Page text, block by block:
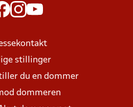
stillinger
du en dommer
dommeren